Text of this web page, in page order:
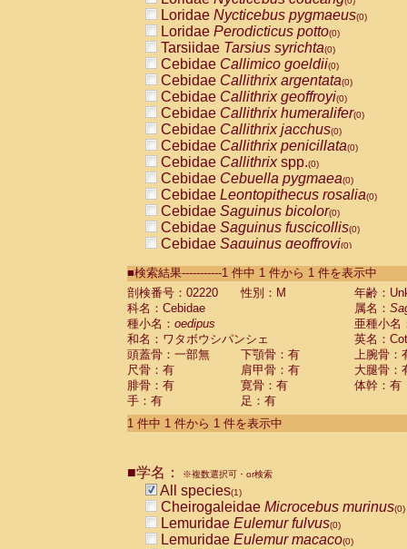
Loridae Nycticebus pygmaeus(0)
Loridae Perodicticus potto(0)
Tarsiidae Tarsius syrichta(0)
Cebidae Callimico goeldii(0)
Cebidae Callithrix argentata(0)
Cebidae Callithrix geoffroyi(0)
Cebidae Callithrix humeralifer(0)
Cebidae Callithrix jacchus(0)
Cebidae Callithrix penicillata(0)
Cebidae Callithrixspp.(0)
Cebidae Cebuella pygmaea(0)
Cebidae Leontopithecus rosalia(0)
Cebidae Saguinus bicolor(0)
Cebidae Saguinus fuscicollis(0)
Cebidae Saguinus geoffroyi(0)
CebidaeSaguinus labiatus(0)
Cebidae Saguinus leucopus (0)
Cebidae
Cebidae
CebidaeSaguinus nigricollis (0)
Cebidae Saguinus oedipus
Cebidae Saguinus weddelli
Cebidae Saguinusspp.
Cebidae Aotus trivirgatus
Cebidae Cebus albifrons
CebidaeCebus nigrivittatus
CebidaeCebus
CebidaeSaimiri boliviensis(0)
CebidaeSaimiri sciureus(0)
AtelidaeAlouatta caraya(0)
■検索結果-----------1 件中 1 件から 1 件を表示中
剖検番号：02220
性別：M
年齢：
科名：Cebidae
属名：
種小名： oedipus
亜種小名
和名：ワタボウシパンシェ
英名：
頭蓋骨：一部無
下顎骨：有
上腕骨：
尺骨：有
肩甲骨：有
大腿骨：
腓骨：有
寛骨：有
体幹：有
手：有
足：有
1 件中 1 件から 1 件を表示中
■学名： ※複数選択可・or検索
All species(1)
Cheirogaleidae Microcebus murinus(0)
Lemuridae Eulemur fulvus(0)
Lemuridae Eulemur macaco(0)